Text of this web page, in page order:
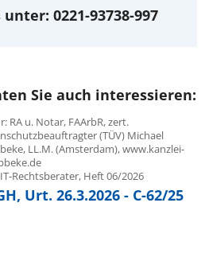
0221-93738-997
Sie auch interessieren:
RA u. Notar, FAArbR, zert.
(TÜV) Michael
LL.M. (Amsterdam), www.kanzlei-
Rechtsberater, Heft 06/2026
Urt. 26.3.2026 - C-62/25